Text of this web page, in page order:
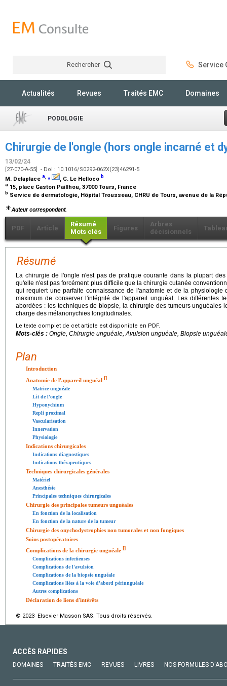
Rechercher Service
Actualités Revues Traités EMC Domaines
PODOLOGIE
Chirurgie de l'ongle (hors ongle incarné et
13/02/24
[27-070-A-55] - Doi : 10.1016/S0292-062X(23)46291-5
M. Delaplace a,⁎ , C. Le Helloco b
a 15, place Gaston Paillhou, 37000 Tours, France
b Service de dermatologie, Hôpital Trousseau, CHRU de Tours, avenue de la
Auteur correspondant.
PDF Article
Résumé
Mots clés
Figures
Arbres
décisionnels
Résumé
La chirurgie de l'ongle n'est pas de pratique courante dans la plupart
qu'elle n'est pas forcément plus difficile que la chirurgie cutanée
qui requiert une parfaite connaissance de l'anatomie et de la physiologie
maximum de conserver l'intégrité de l'appareil unguéal. Les différentes
abordées : les techniques de biopsie, la chirurgie des tumeurs unguéales
charge des mélanonychies longitudinales.
Le texte complet de cet article est disponible en PDF.
Mots-clés : Ongle, Chirurgie unguéale, Avulsion unguéale, Biopsie
Plan
Introduction
Anatomie de l'appareil unguéal []
Matrice unguéale
Lit de l'ongle
Hyponychium
Repli proximal
Vascularisation
Innervation
Physiologie
Indications chirurgicales
Indications diagnostiques
Indications thérapeutiques
Techniques chirurgicales générales
Matériel
Anesthésie
Principales techniques chirurgicales
Chirurgie des principales tumeurs unguéales
En fonction de la localisation
En fonction de la nature de la tumeur
Chirurgie des onychodystrophies non tumorales et non fongiques
Soins postopératoires
Complications de la chirurgie unguéale []
Complications infectieuses
Complications de l'avulsion
Complications de la biopsie unguéale
Complications liées à la voie d'abord périunguéale
Autres complications
Déclaration de liens d'intérêts
© 2023 Elsevier Masson SAS. Tous droits réservés.
ACCÈS RAPIDES
DOMAINES TRAITÉS EMC REVUES LIVRES NOS FORMULES